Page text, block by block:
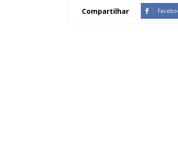
Compartilhar